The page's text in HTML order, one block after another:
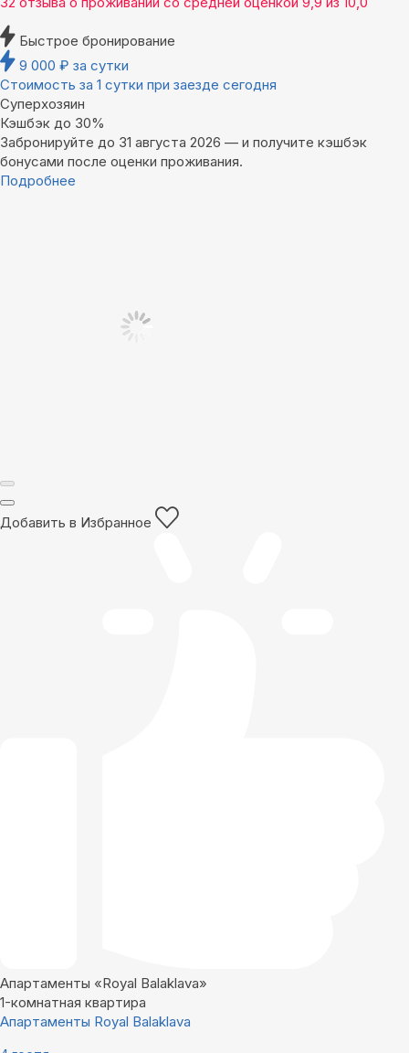
Быстрое бронирование
9 000 ₽ за сутки
Стоимость за 1 сутки при заезде сегодня
Суперхозяин
Кэшбэк до 30%
Забронируйте до 31 августа 2026 — и получите кэшбэк
бонусами после оценки проживания.
Подробнее
Добавить в Избранное
Апартаменты «Royal Balaklava»
1-комнатная квартира
Апартаменты Royal Balaklava